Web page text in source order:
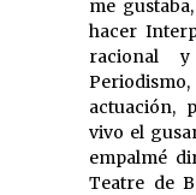
me
hacer
racional
actuación,
vivo el
empalmé
Teatre de